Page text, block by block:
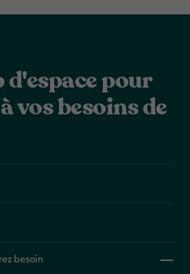
d'espace pour
vos besoins de
besoin